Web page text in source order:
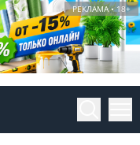
РЕКЛАМА • 18+